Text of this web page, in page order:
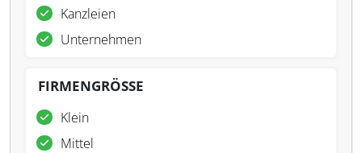
Kanzleien
Unternehmen
FIRMENGRÖSSE
Klein
Mittel